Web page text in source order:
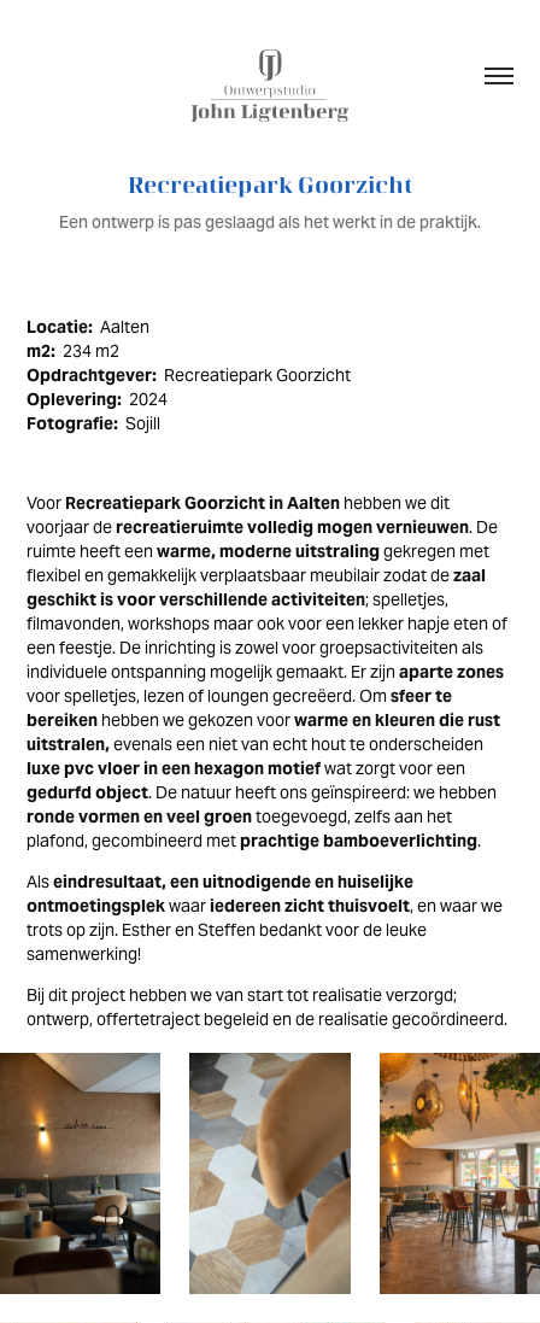
Recreatiepark Goorzicht
Een ontwerp is pas geslaagd als het werkt in de praktijk.
Locatie:Aalten
m2:234 m2
Opdrachtgever: Recreatiepark Goorzicht
Oplevering:2024
Fotografie:Sojill
Voor Recreatiepark Goorzicht in Aalten hebben we dit
voorjaar derecreatieruimte volledig mogen vernieuwen. De
ruimte heeft eenwarme, moderne uitstralinggekregen met
flexibel en gemakkelijk verplaatsbaar meubilair zodat dezaal
geschikt is voor verschillende activiteiten; spelletjes,
filmavonden, workshops maar ook voor een lekker hapje eten of
een feestje. De inrichting is zowel voor groepsactiviteiten als
individuele ontspanning mogelijk gemaakt. Er zijnaparte zones
voor spelletjes, lezen of loungen gecreëerd. Omsfeer te
bereiken hebben we gekozen voorwarme en kleuren die rust
uitstralen,evenals een niet van echt hout te onderscheiden
luxe pvc vloer in een hexagon motiefwat zorgt voor een
gedurfdobject. De natuur heeft ons geïnspireerd: we hebben
ronde vormen en veel groentoegevoegd, zelfs aan het
plafond, gecombineerd metprachtige bamboeverlichting.
Alseindresultaat, een uitnodigende en huiselijke
ontmoetingsplekwaariedereen zicht thuisvoelt, en waar we
trots op zijn. Esther en Steffen bedankt voor de leuke
samenwerking!
Bij dit project hebben we van start tot realisatie verzorgd;
ontwerp, offertetraject begeleid en de realisatie gecoördineerd.